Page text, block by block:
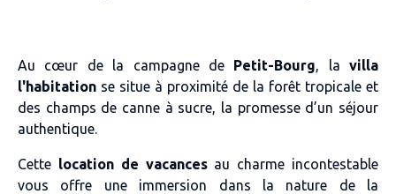
Au cœur de la campagne de Petit-Bourg, la villa
l'habitation se situe à proximité de la forêt tropicale et
des champs de canne à sucre, la promesse d’un séjour
authentique.
Cette location de vacancesau charme incontestable
vous offre une immersion dans la nature de la